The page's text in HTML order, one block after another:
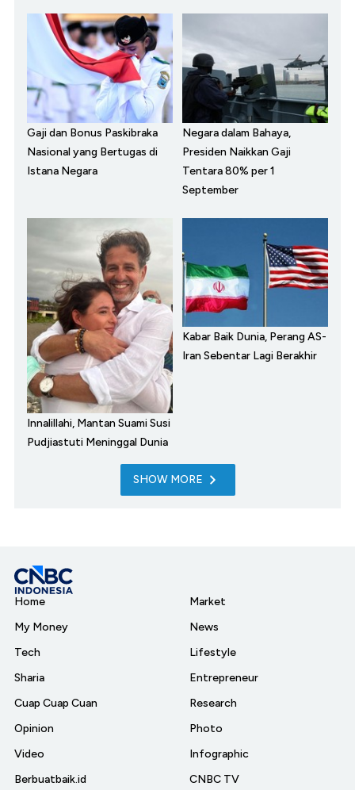
Gaji dan Bonus Paskibraka
Nasional yang Bertugas di
Istana Negara
Negara dalam Bahaya,
Presiden Naikkan Gaji
Tentara 80% per 1
September
Innalillahi, Mantan Suami Susi
Pudjiastuti Meninggal Dunia
Kabar Baik Dunia, Perang AS-
Iran Sebentar Lagi Berakhir
SHOW MORE
Home
My Money
Tech
Sharia
Cuap Cuap Cuan
Opinion
Video
Berbuatbaik.id
Market
News
Lifestyle
Entrepreneur
Research
Photo
Infographic
CNBC TV